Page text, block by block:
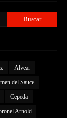
Alvear
del Sauce
Cepeda
Arnold